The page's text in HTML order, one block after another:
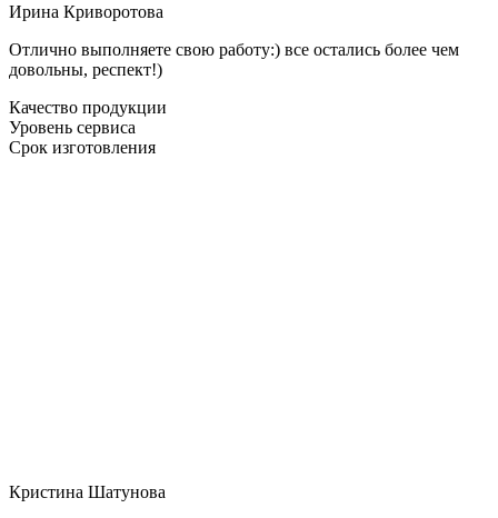
Ирина Криворотова
Отлично выполняете свою работу:) все остались более чем
довольны, респект!)
Качество продукции
Уровень сервиса
Срок изготовления
Кристина Шатунова